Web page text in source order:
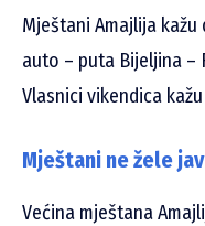
Mještani Amajlija
auto – puta Bijeljina –
Vlasnici vikendica
Mještani ne žele
Većina mještana